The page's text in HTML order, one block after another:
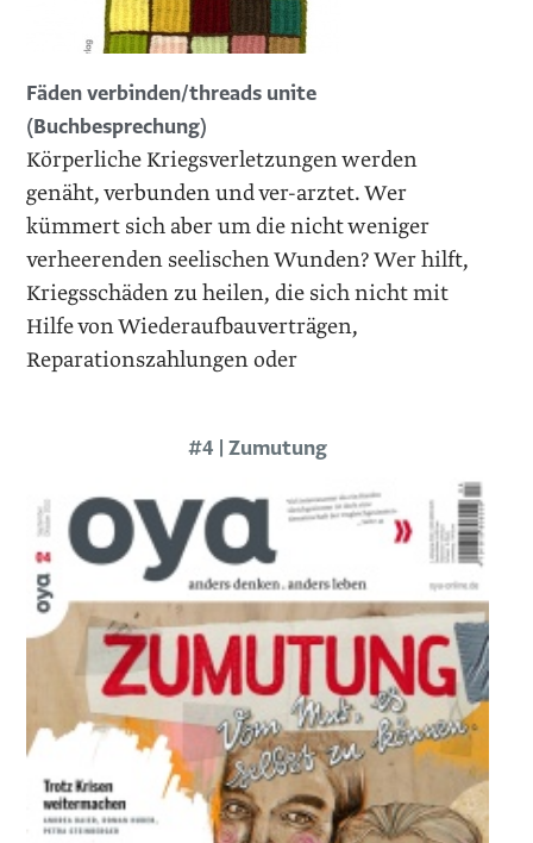
Fäden verbinden/threads unite
(Buchbesprechung)
Körperliche Kriegsverletzungen werden
genäht, verbunden und ver-arztet. Wer
kümmert sich aber um die nicht weniger
verheerenden seelischen Wunden? Wer hilft,
Kriegsschäden zu heilen, die sich nicht mit
Hilfe von Wiederaufbauverträgen,
Reparationszahlungen oder
#4 | Zumutung